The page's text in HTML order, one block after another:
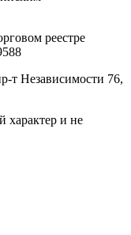
реестре
т Независимости 76,
характер и не